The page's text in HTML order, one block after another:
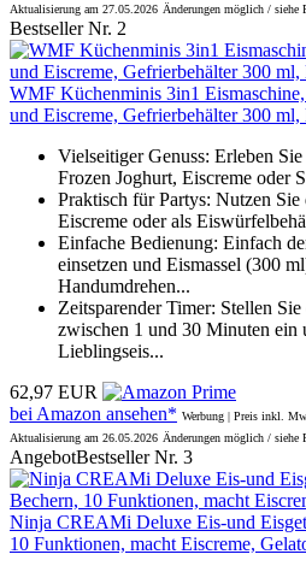
Aktualisierung am 27.05.2026 Änderungen möglich / siehe
Bestseller Nr. 2
WMF Küchenminis 3in1
und Eiscreme, Gefrierbehälter 300
Vielseitiger Genuss: Erleben
Frozen Joghurt, Eiscreme oder
Praktisch für Partys: Nutzen
Eiscreme oder als
Einfache Bedienung: Einfach
einsetzen und Eismassel (300
Handumdrehen...
Zeitsparender Timer: Stellen
zwischen 1 und 30 Minuten ein
Lieblingseis...
62,97 EUR
bei Amazon ansehen* Werbung | Preis inkl.
Aktualisierung am 26.05.2026 Änderungen möglich / siehe
AngebotBestseller Nr. 3
Ninja CREAMi Deluxe Eis-und
10 Funktionen, macht Eiscreme,